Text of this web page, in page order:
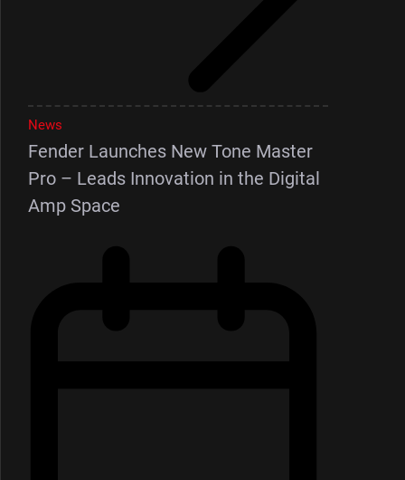
News
Fender Launches New Tone Master
Pro – Leads Innovation in the Digital
Amp Space